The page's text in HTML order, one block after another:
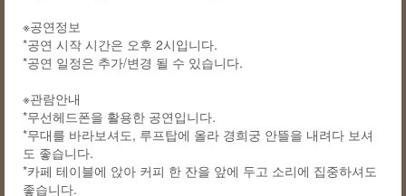
※공연정보
*공연 시작 시간은 오후 2시입니다.
*공연 일정은 추가/변경 될 수 있습니다.
※관람안내
*무선헤드폰을 활용한 공연입니다.
*무대를 바라보셔도, 루프탑에 올라 경희궁 안뜰을 내려다 보셔
도 좋습니다.
*카페 테이블에 앉아 커피 한 잔을 앞에 두고 소리에 집중하셔도
좋습니다.